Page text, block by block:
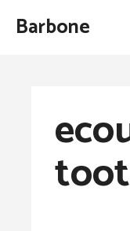
AllerBarbone